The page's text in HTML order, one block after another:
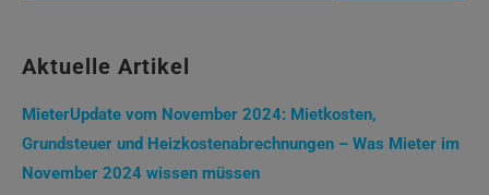
Aktuelle Artikel
MieterUpdate vom November 2024: Mietkosten,
Grundsteuer und Heizkostenabrechnungen – Was Mieter im
November 2024 wissen müssen